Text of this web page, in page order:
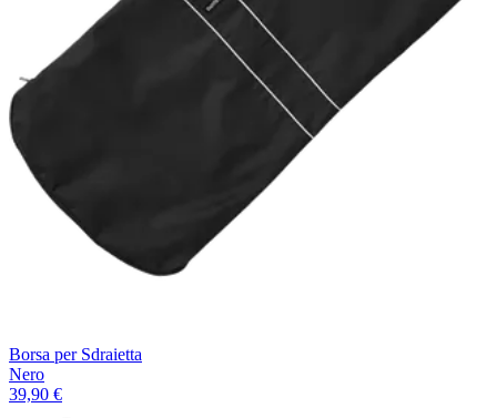
Borsa per Sdraietta
Nero
39,90 €